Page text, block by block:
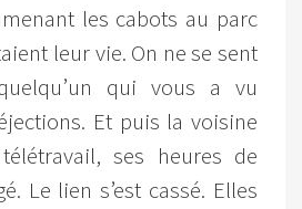
les cabots au parc
leur vie. On ne se sent
qui vous a vu
Et puis la voisine
ses heures de
Le lien s’est cassé. Elles